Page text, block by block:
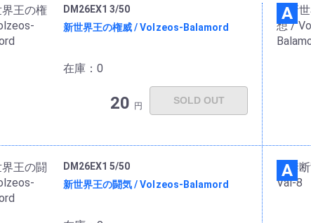
DM26EX1 3/50
新世界王の権威 / Volzeos-Balamord
在庫：0
20 円 SOLD OUT
A
DM26EX1 5/50
新世界王の闘気 / Volzeos-Balamord
A